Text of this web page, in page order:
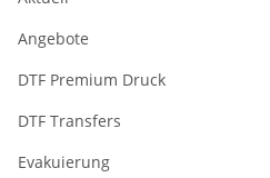
Angebote
DTF Premium Druck
DTF Transfers
Evakuierung